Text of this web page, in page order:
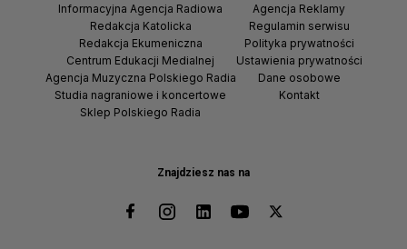
Znajdziesz nas na
Informacyjna Agencja Radiowa
Redakcja Katolicka
Redakcja Ekumeniczna
Centrum Edukacji Medialnej
Agencja Muzyczna Polskiego Radia
Studia nagraniowe i koncertowe
Sklep Polskiego Radia
Agencja Reklamy
Regulamin serwisu
Polityka prywatności
Ustawienia prywatności
Dane osobowe
Kontakt